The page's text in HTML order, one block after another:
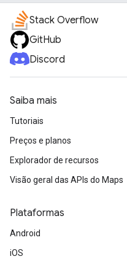
Stack Overflow
GitHub
Discord
Saiba mais
Tutoriais
Preços e planos
Explorador de recursos
Visão geral das APIs do Maps
Plataformas
Android
iOS